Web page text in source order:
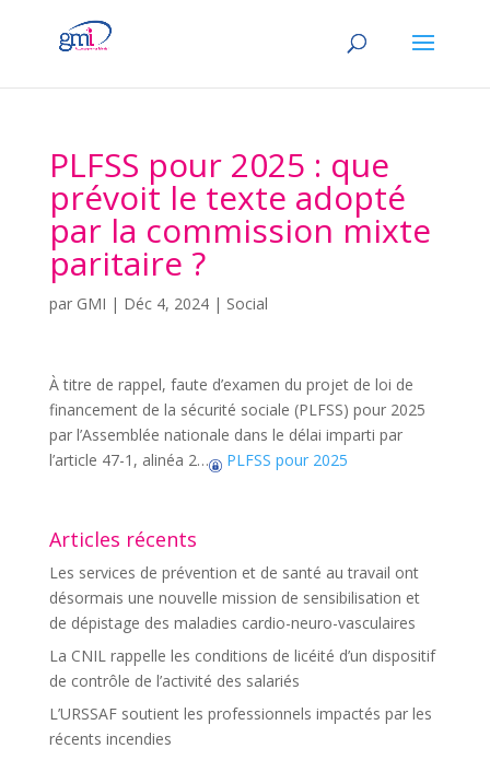
PLFSS pour 2025 : que
prévoit le texte adopté
par la commission mixte
paritaire ?
par GMI | Déc 4, 2024| Social
À titre de rappel, faute d’examen du projet de loi de
financement de la sécurité sociale (PLFSS) pour 2025
par l’Assemblée nationale dans le délai imparti par
l’article 47-1, alinéa 2…
PLFSS pour 2025
Articles récents
Les services de prévention et de santé au travail ont
désormais une nouvelle mission de sensibilisation et
de dépistage des maladies cardio-neuro-vasculaires
La CNIL rappelle les conditions de licéité d’un dispositif
de contrôle de l’activité des salariés
L’URSSAF soutient les professionnels impactés par les
récents incendies